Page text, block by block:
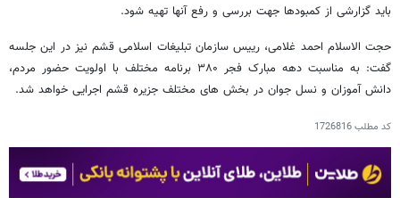
باید گزارشی از کمبودها جهت بررسی و رفع آنها تهیه شود.
حجت الاسلام احمد غلامی، رییس سازمان تبلیغات اسلامی قشم نیز در این جلسه
گفت: به مناسبت دهه مبارک فجر ۳۸۰ برنامه مختلف با اولویت حضور مردم،
دانش آموزان و نسل جوان در بخش های مختلف جزیره قشم اجرایی خواهد شد.
کد مطلب1726816